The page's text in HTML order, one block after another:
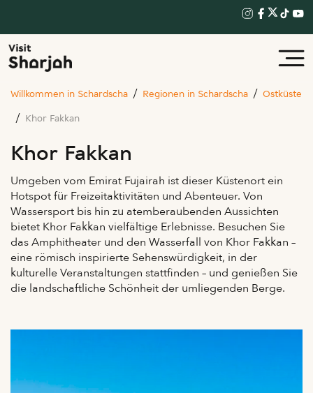
Willkommen in Schardscha Regionen in Schardscha Ostküste
Khor Fakkan
Khor Fakkan
Umgeben vom Emirat Fujairah ist dieser Küstenort ein
Hotspot für Freizeitaktivitäten und Abenteuer. Von
Wassersport bis hin zu atemberaubenden Aussichten
bietet Khor Fakkan vielfältige Erlebnisse. Besuchen Sie
das Amphitheater und den Wasserfall von Khor Fakkan –
eine römisch inspirierte Sehenswürdigkeit, in der
kulturelle Veranstaltungen stattfinden – und genießen Sie
die landschaftliche Schönheit der umliegenden Berge.